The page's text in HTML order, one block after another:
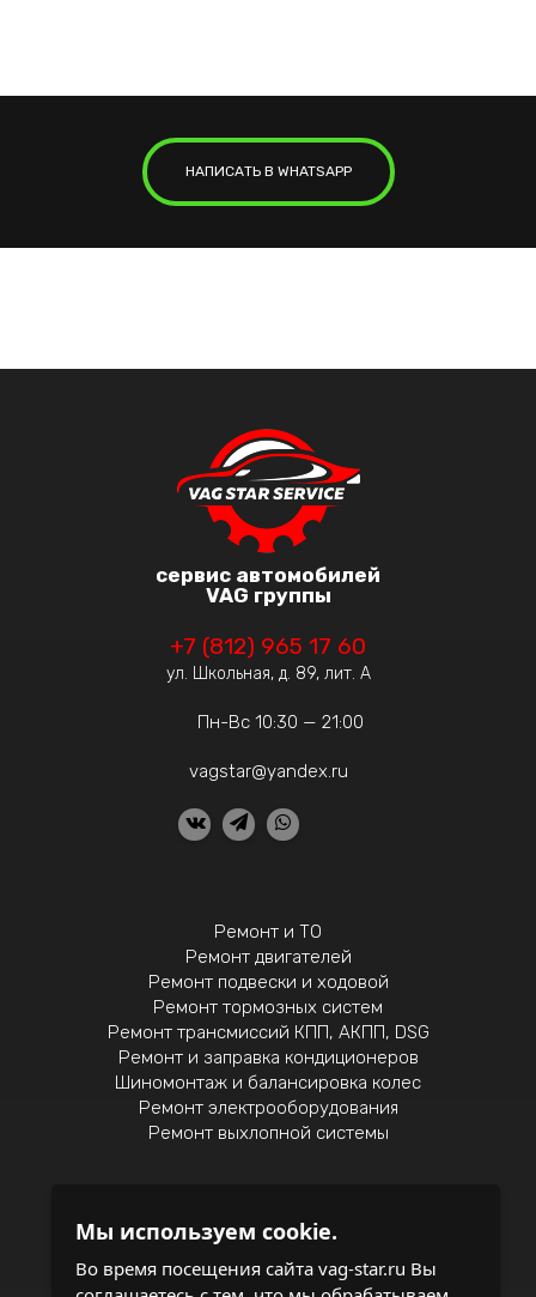
НАПИСАТЬ В WHATSAPP
сервис автомобилей
VAG группы
+7 (812) 965 17 60
ул. Школьная, д. 89, лит. А
Пн-Вс 10:30 — 21:00
vagstar@yandex.ru
Ремонт и ТО
Ремонт двигателей
Ремонт подвески и ходовой
Ремонт тормозных систем
Ремонт трансмиссий КПП, АКПП, DSG
Ремонт и заправка кондиционеров
Шиномонтаж и балансировка колес
Ремонт электрооборудования
Ремонт выхлопной системы
Политика конфиденциальности
Мы используем cookie.
Во время посещения сайта vag-star.ru Вы